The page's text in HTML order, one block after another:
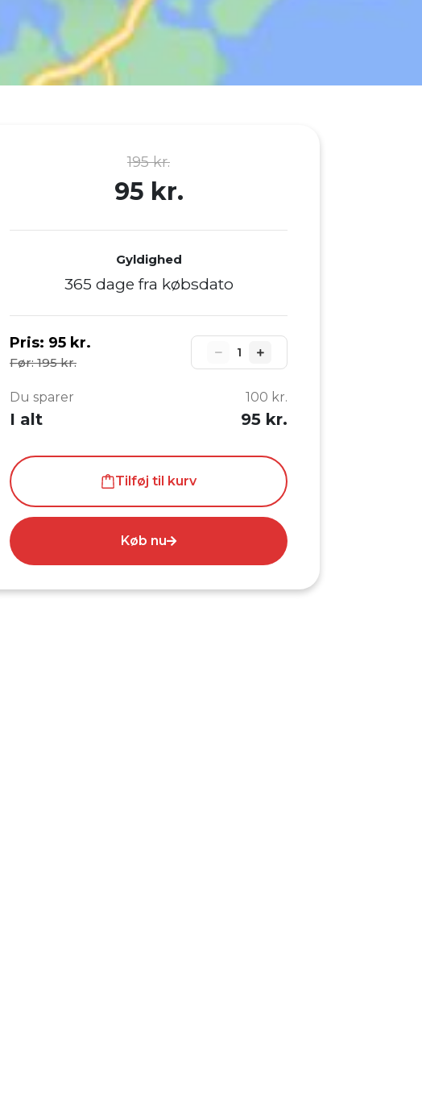
195 kr.
95 kr.
Gyldighed
365 dage fra købsdato
Pris: 95 kr.
Før: 195 kr.
1
Du sparer 100 kr.
I alt 95 kr.
Tilføj til kurv
Køb nu